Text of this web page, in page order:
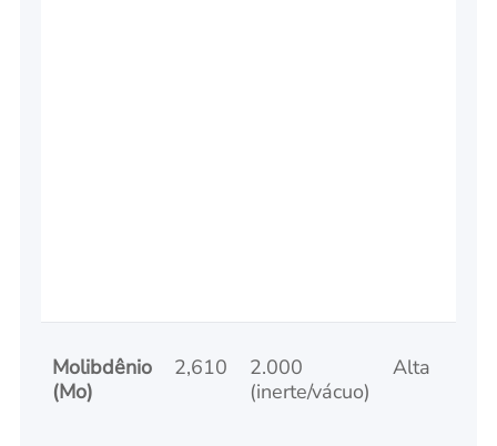
Molibdênio
(Mo)
2,610
2.000
(inerte/vácuo)
Alta